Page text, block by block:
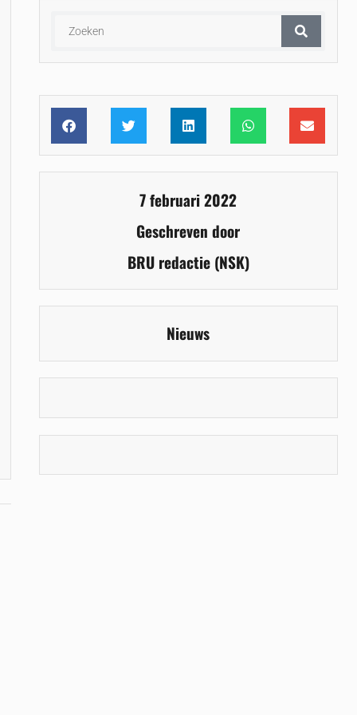
7 februari 2022
Geschreven door
BRU redactie (NSK)
Nieuws